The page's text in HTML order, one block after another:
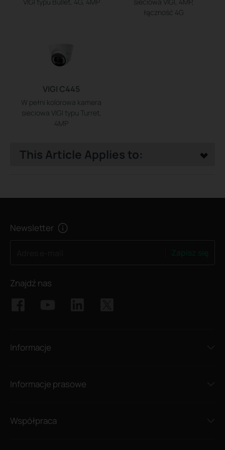
łączność 4G
VIGI C445
W pełni kolorowa kamera
sieciowa VIGI typu Turret,
4MP
This Article Applies to:
Newsletter
Znajdź nas
Informacje
Informacje prasowe
Współpraca